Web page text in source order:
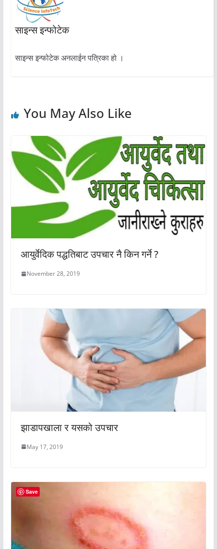
साइन्स इन्फोटेक
साइन्स इन्फोटेक अनलाईन पत्रिका हो ।
You May Also Like
आयुर्वेदिक पद्धतिबाट उपचार नै किन गर्ने ?
November 28, 2019
झाडापखाला र यसको उपचार
May 17, 2019
Save